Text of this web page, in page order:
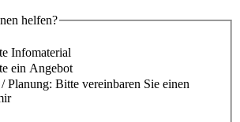
helfen?
Infomaterial
ein Angebot
Planung: Bitte vereinbaren Sie einen